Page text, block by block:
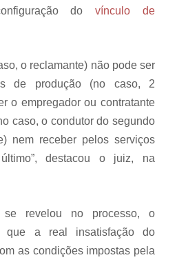
dovínculo de
o reclamante) não pode ser
de produção (no caso, 2
o empregador ou contratante
caso, o condutor do segundo
nem receber pelos serviços
destacou o juiz, na
se revelou no processo, o
que a real insatisfação do
as condições impostas pela